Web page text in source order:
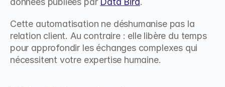
Cette automatisation ne déshumanise pas la
relation client. Au contraire : elle libère du temps
pour approfondir les échanges complexes qui
nécessitent votre expertise humaine.